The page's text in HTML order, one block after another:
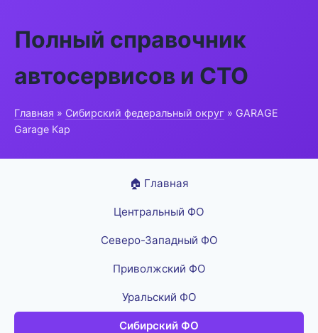
Полный справочник
автосервисов и СТО
Главная » Сибирский федеральный округ » GARAGE
Garage Кар
🏠 Главная
Центральный ФО
Северо-Западный ФО
Приволжский ФО
Уральский ФО
Сибирский ФО